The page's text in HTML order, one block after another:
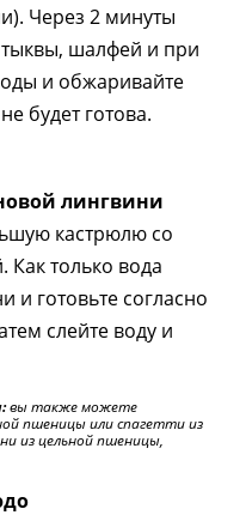
Через 2 минуты
шалфей и при
и обжаривайте
будет готова.
лингвини
кастрюлю со
Как только вода
и готовьте согласно
слейте воду и
вы также можете
пшеницы или спагетти из
из цельной пшеницы,